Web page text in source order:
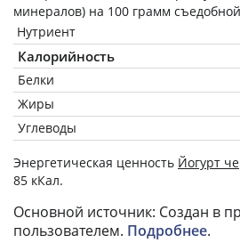
минералов) на 100 грамм
Нутриент
Калорийность
Белки
Жиры
Углеводы
Энергетическая ценность Йогурт
85 кКал.
Основной источник: Создан в
пользователем. Подробнее.